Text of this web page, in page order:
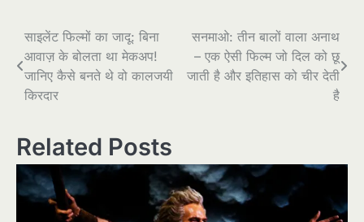
Post
navigation
साइलेंट फिल्मों का जादू: बिना
आवाज़ के बोलता था मेकअप!
जानिए कैसे बनते थे वो कालजयी
किरदार
सनमाओ: तीन बालों वाला अनाथ
– एक ऐसी फिल्म जो दिल को छू
जाती है और इतिहास को चीर देती
है
Related Posts